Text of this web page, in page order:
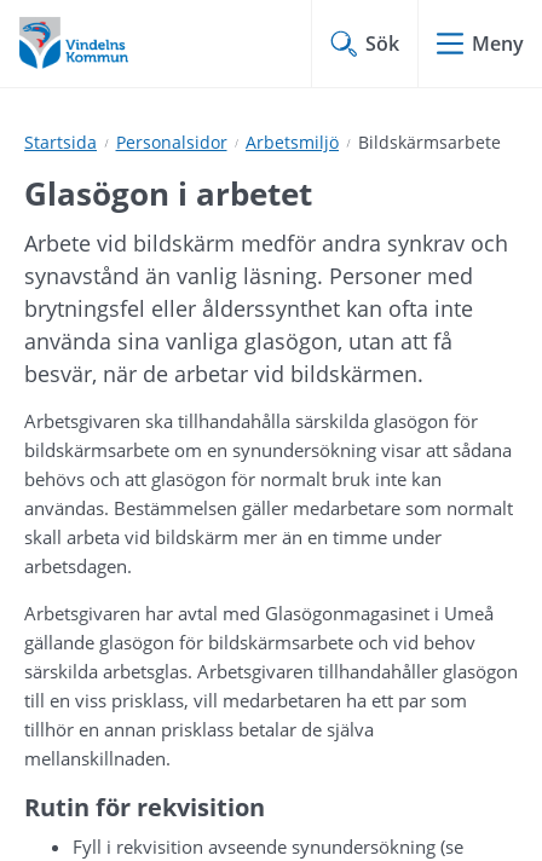
Hoppa
till
innehåll
Hoppa
till
undermeny
Sök Meny
Startsida Personalsidor Arbetsmiljö Bildskärmsarbete
Glasögon i arbetet
Arbete vid bildskärm medför andra synkrav och
synavstånd än vanlig läsning. Personer med
brytningsfel eller ålderssynthet kan ofta inte
använda sina vanliga glasögon, utan att få
besvär, när de arbetar vid bildskärmen.
Arbetsgivaren ska tillhandahålla särskilda glasögon för
bildskärmsarbete om en synundersökning visar att sådana
behövs och att glasögon för normalt bruk inte kan
användas. Bestämmelsen gäller medarbetare som normalt
skall arbeta vid bildskärm mer än en timme under
arbetsdagen.
Arbetsgivaren har avtal med Glasögonmagasinet i Umeå
gällande glasögon för bildskärmsarbete och vid behov
särskilda arbetsglas. Arbetsgivaren tillhandahåller glasögon
till en viss prisklass, vill medarbetaren ha ett par som
tillhör en annan prisklass betalar de själva
mellanskillnaden.
Rutin för rekvisition
Fyll i rekvisition avseende synundersökning (se